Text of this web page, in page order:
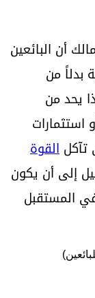
أن البائعين
بدلاً من
يحد من
استثمارات
القوة
إلى أن يكون
المستقبل